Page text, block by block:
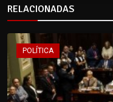
RELACIONADAS
POLÍTICA